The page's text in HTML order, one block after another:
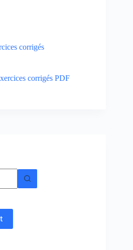
corrigés
corrigés PDF